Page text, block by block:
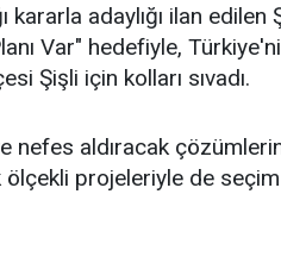
kararla adaylığı ilan edilen
Var" hedefiyle,
Şişli için kolları sıvadı.
nefes aldıracak çözümlerin
ölçekli projeleriyle de seçim